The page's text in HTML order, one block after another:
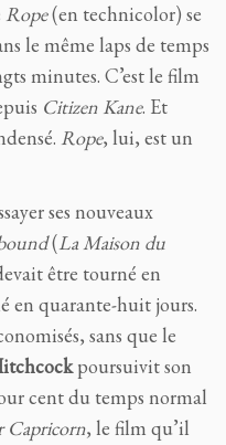
Rope(en technicolor) se
le même laps de temps
minutes. C’est le film
Citizen Kane. Et
Rope, lui, est un
ses nouveaux
(La Maison du
être tourné en
en quarante-huit jours.
sans que le
poursuivit son
cent du temps normal
Capricorn, le film qu’il